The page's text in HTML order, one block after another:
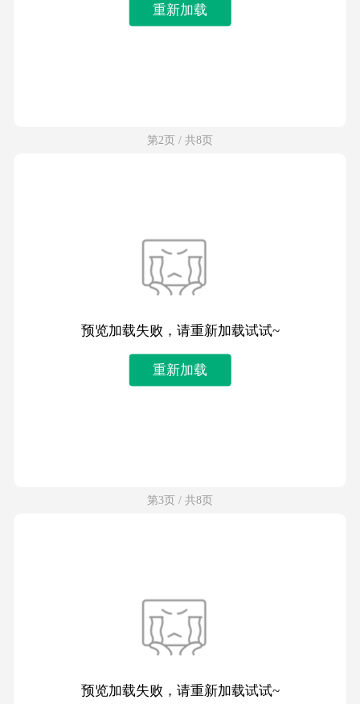
重新加载
第2页 / 共8页
预览加载失败，请重新加载试试~
重新加载
第3页 / 共8页
预览加载失败，请重新加载试试~